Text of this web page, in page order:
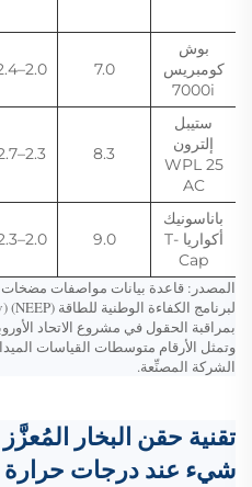
بوش
كومبريس
7000i
7.0
2.0–2.4
ستيبل
إلترون
WPL 25
AC
8.3
2.3–2.7
باناسونيك
أكواريا T-
Cap
9.0
2.0–2.3
المصدر: قاعدة بيانات مواصفات مضخات
وتمثل الأرقام متوسطات القياسات
الشركة المصنِّعة.
شيء عند درجات حرارة